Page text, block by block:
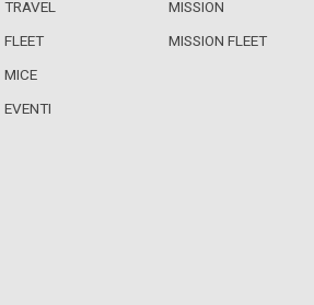
TRAVEL
FLEET
MICE
EVENTI
MISSION
MISSION FLEET